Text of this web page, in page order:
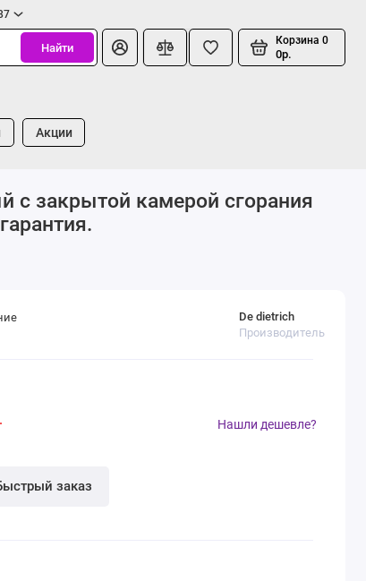
Найти
Корзина 0
0р.
Акции
с закрытой камерой сгорания
De dietrich
Производитель
заказ
Нашли дешевле?